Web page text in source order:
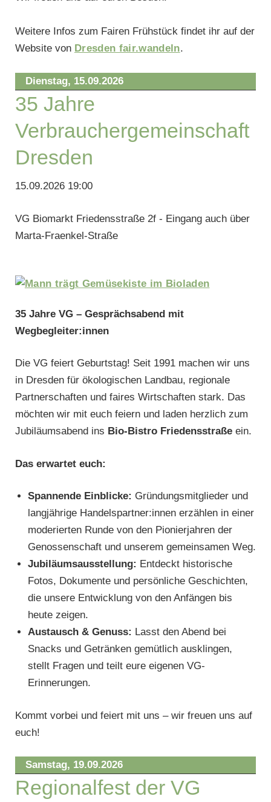
Weitere Infos zum Fairen Frühstück findet ihr auf der
Website von Dresden fair.wandeln.
Dienstag, 15.09.2026
35 Jahre
Verbrauchergemeinschaft
Dresden
15.09.2026 19:00
VG Biomarkt Friedensstraße 2f - Eingang auch über
Marta-Fraenkel-Straße
35 Jahre VG – Gesprächsabend mit
Wegbegleiter:innen
Die VG feiert Geburtstag! Seit 1991 machen wir uns
in Dresden für ökologischen Landbau, regionale
Partnerschaften und faires Wirtschaften stark. Das
möchten wir mit euch feiern und laden herzlich zum
Jubiläumsabend ins Bio-Bistro Friedensstraßeein.
Das erwartet euch:
Spannende Einblicke: Gründungsmitglieder und
langjährige Handelspartner:innen erzählen in einer
moderierten Runde von den Pionierjahren der
Genossenschaft und unserem gemeinsamen Weg.
Jubiläumsausstellung: Entdeckt historische
Fotos, Dokumente und persönliche Geschichten,
die unsere Entwicklung von den Anfängen bis
heute zeigen.
Austausch & Genuss: Lasst den Abend bei
Snacks und Getränken gemütlich ausklingen,
stellt Fragen und teilt eure eigenen VG-
Erinnerungen.
Kommt vorbei und feiert mit uns – wir freuen uns auf
euch!
Samstag, 19.09.2026
Regionalfest der VG